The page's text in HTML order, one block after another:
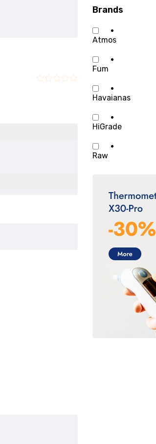
Brands
Atmos
Fum
Havaianas
HiGrade
Raw